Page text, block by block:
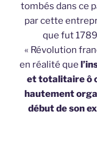
tombés dans ce
par cette
que fut
« Révolution
en réalité que
et totalitaire ô
hautement
début de son